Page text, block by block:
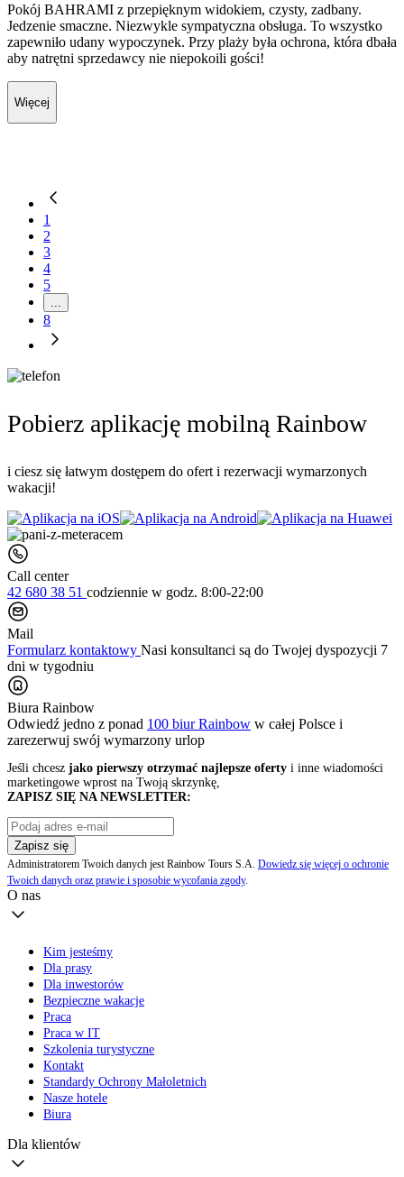
Pokój BAHRAMI z przepięknym widokiem, czysty, zadbany.
Jedzenie smaczne. Niezwykle sympatyczna obsługa. To wszystko
zapewniło udany wypoczynek. Przy plaży była ochrona, która dbała
aby natrętni sprzedawcy nie niepokoili gości!
Więcej
1
2
3
4
5
...
8
Pobierz aplikację mobilną Rainbow
i ciesz się łatwym dostępem do ofert i rezerwacji wymarzonych
wakacji!
Call center
42 680 38 51 codziennie w godz. 8:00-22:00
Mail
Formularz kontaktowy Nasi konsultanci są do Twojej dyspozycji 7
dni w tygodniu
Biura Rainbow
Odwiedź jedno z ponad 100 biur Rainbow w całej Polsce i
zarezerwuj swój wymarzony urlop
Jeśli chcesz jako pierwszy otrzymać najlepsze oferty i inne wiadomości
marketingowe wprost na Twoją skrzynkę,
ZAPISZ SIĘ NA NEWSLETTER:
Zapisz się
Administratorem Twoich danych jest Rainbow Tours S.A. Dowiedz się więcej o ochronie
Twoich danych oraz prawie i sposobie wycofania zgody.
O nas
Kim jesteśmy
Dla prasy
Dla inwestorów
Bezpieczne wakacje
Praca
Praca w IT
Szkolenia turystyczne
Kontakt
Standardy Ochrony Małoletnich
Nasze hotele
Biura
Dla klientów